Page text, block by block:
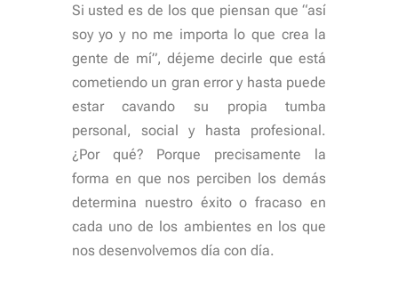
Si usted es de los que piensan que “así
soy yo y no me importa lo que crea la
gente de mí”, déjeme decirle que está
cometiendo un gran error y hasta puede
estar cavando su propia tumba
personal, social y hasta profesional.
¿Por qué? Porque precisamente la
forma en que nos perciben los demás
determina nuestro éxito o fracaso en
cada uno de los ambientes en los que
nos desenvolvemos día con día.